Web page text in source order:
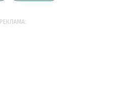
РЕКЛАМА: